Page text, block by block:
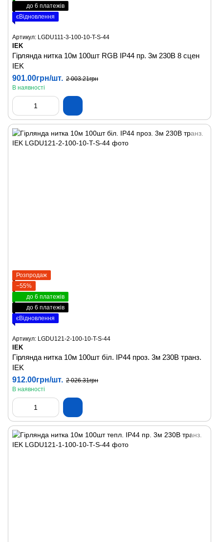
до 6 платежів
єВідновлення
Артикул: LGDU111-3-100-10-T-S-44
IEK
Гірлянда нитка 10м 100шт RGB IP44 пр. 3м 230В 8 сцен
IEK
901.00грн/шт. 2 003.21грн
В наявності
Розпродаж
−55%
до 6 платежів
до 6 платежів
єВідновлення
Артикул: LGDU121-2-100-10-T-S-44
IEK
Гірлянда нитка 10м 100шт біл. IP44 проз. 3м 230В транз.
IEK
912.00грн/шт. 2 026.31грн
В наявності